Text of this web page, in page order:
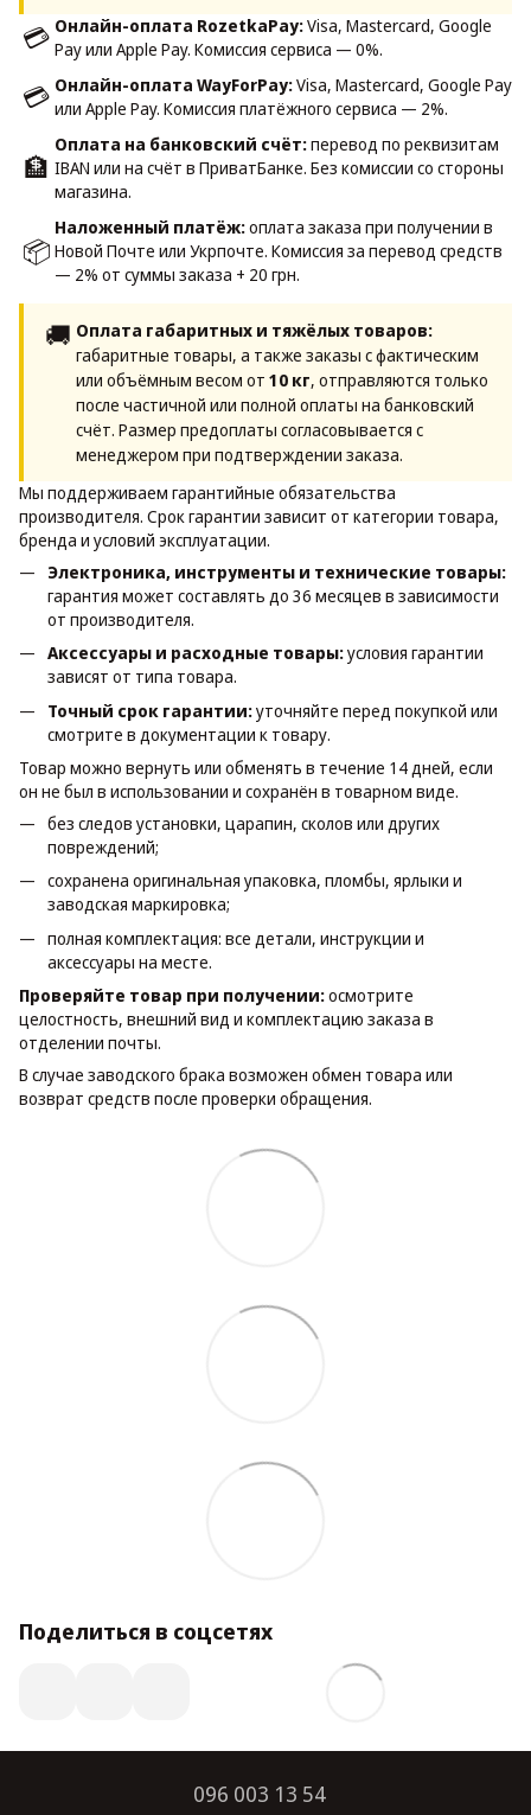
💳 Онлайн-оплата RozetkaPay:Visa, Mastercard, Google
Pay или Apple Pay. Комиссия сервиса — 0%.
💳 Онлайн-оплата WayForPay:Visa, Mastercard, Google Pay
или Apple Pay. Комиссия платёжного сервиса — 2%.
🏦
Оплата на банковский счёт:перевод по реквизитам
IBAN или на счёт в ПриватБанке. Без комиссии со стороны
магазина.
📦
Наложенный платёж:оплата заказа при получении в
Новой Почте или Укрпочте. Комиссия за перевод средств
— 2% от суммы заказа + 20 грн.
🚚 Оплата габаритных и тяжёлых товаров:
габаритные товары, а также заказы с фактическим
или объёмным весом от 10 кг, отправляются только
после частичной или полной оплаты на банковский
счёт. Размер предоплаты согласовывается с
менеджером при подтверждении заказа.
Мы поддерживаем гарантийные обязательства
производителя. Срок гарантии зависит от категории товара,
бренда и условий эксплуатации.
Электроника, инструменты и технические товары:
гарантия может составлять до 36 месяцев в зависимости
от производителя.
Аксессуары и расходные товары:условия гарантии
зависят от типа товара.
Точный срок гарантии:уточняйте перед покупкой или
смотрите в документации к товару.
Товар можно вернуть или обменять в течение 14 дней, если
он не был в использовании и сохранён в товарном виде.
без следов установки, царапин, сколов или других
повреждений;
сохранена оригинальная упаковка, пломбы, ярлыки и
заводская маркировка;
полная комплектация: все детали, инструкции и
аксессуары на месте.
Проверяйте товар при получении:осмотрите
целостность, внешний вид и комплектацию заказа в
отделении почты.
В случае заводского брака возможен обмен товара или
возврат средств после проверки обращения.
Поделиться в соцсетях
096 003 13 54